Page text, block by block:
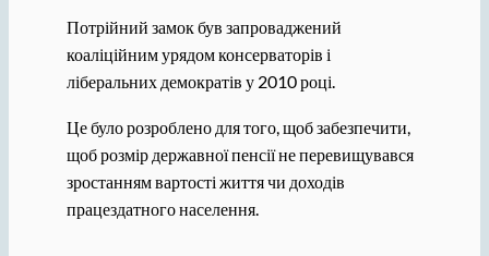
Потрійний замок був запроваджений
коаліційним урядом консерваторів і
ліберальних демократів у 2010 році.
Це було розроблено для того, щоб забезпечити,
щоб розмір державної пенсії не перевищувався
зростанням вартості життя чи доходів
працездатного населення.